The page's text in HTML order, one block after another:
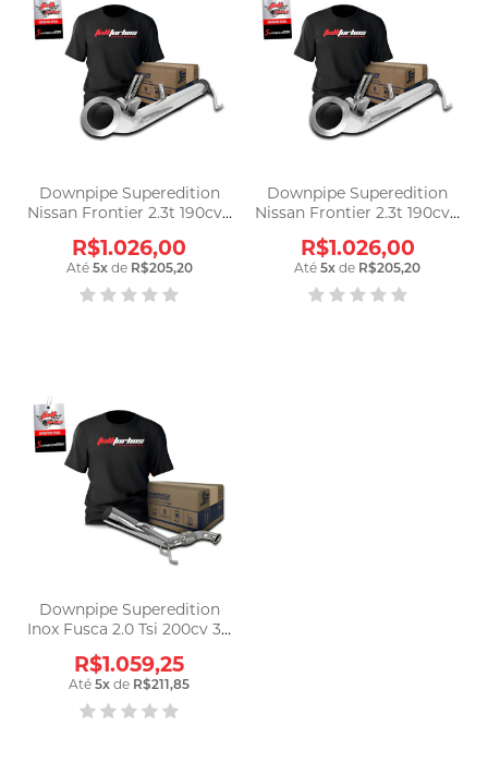
Downpipe Superedition
Nissan Frontier 2.3t 190cv -
R$1.026,00
Até 5xde R$205,20
Downpipe Superedition
Nissan Frontier 2.3t 190cv -
R$1.026,00
Até5x de R$205,20
Downpipe Superedition
Inox Fusca 2.0 Tsi 200cv 3 -
R$1.059,25
Até5x de R$211,85